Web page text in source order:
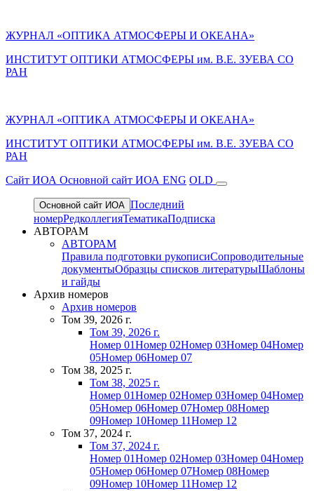
ЖУРНАЛ «ОПТИКА АТМОСФЕРЫ И ОКЕАНА»
ИНСТИТУТ ОПТИКИ АТМОСФЕРЫ им. В.Е. ЗУЕВА СО
РАН
ЖУРНАЛ «ОПТИКА АТМОСФЕРЫ И ОКЕАНА»
ИНСТИТУТ ОПТИКИ АТМОСФЕРЫ им. В.Е. ЗУЕВА СО
РАН
Cайт ИОА Основной сайт ИОА ENG OLD
Основной сайт ИОА Последний
номерРедколлегияТематикаПодписка
АВТОРАМ
АВТОРАМ
Правила подготовки рукописиСопроводительные
документыОбразцы списков литературыШаблоны
и гайды
Архив номеров
Архив номеров
Том 39, 2026 г.
Том 39, 2026 г.
Номер 01Номер 02Номер 03Номер 04Номер
05Номер 06Номер 07
Том 38, 2025 г.
Том 38, 2025 г.
Номер 01Номер 02Номер 03Номер 04Номер
05Номер 06Номер 07Номер 08Номер
09Номер 10Номер 11Номер 12
Том 37, 2024 г.
Том 37, 2024 г.
Номер 01Номер 02Номер 03Номер 04Номер
05Номер 06Номер 07Номер 08Номер
09Номер 10Номер 11Номер 12